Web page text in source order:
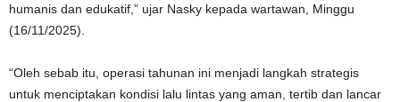
humanis dan edukatif,” ujar Nasky kepada wartawan, Minggu
(16/11/2025).
“Oleh sebab itu, operasi tahunan ini menjadi langkah strategis
untuk menciptakan kondisi lalu lintas yang aman, tertib dan lancar